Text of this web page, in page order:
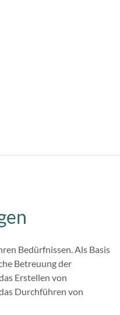
Bedürfnissen. Als Basis
Betreuung der
Erstellen von
Durchführen von